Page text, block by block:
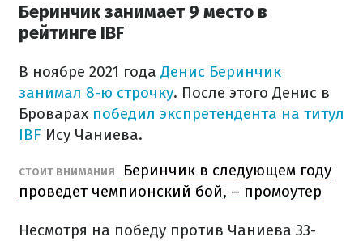
Беринчик занимает 9 место в
рейтинге IBF
В ноябре 2021 года Денис Беринчик
занимал 8-ю строчку. После этого Денис в
Броварах победил экспретендента на титул
IBF Ису Чаниева.
СТОИТ ВНИМАНИЯ
Беринчик в следующем году
проведет чемпионский бой, – промоутер
Несмотря на победу против Чаниева 33-